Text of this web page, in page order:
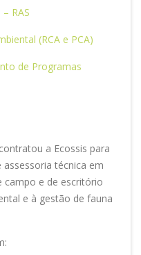
RAS
(RCA e PCA)
de Programas
a Ecossis para
técnica em
campo e de escritório
e à gestão de fauna